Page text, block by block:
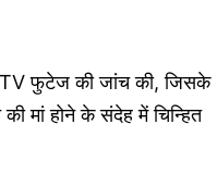
फुटेज की जांच की, जिसके
मां होने के संदेह में चिन्हित